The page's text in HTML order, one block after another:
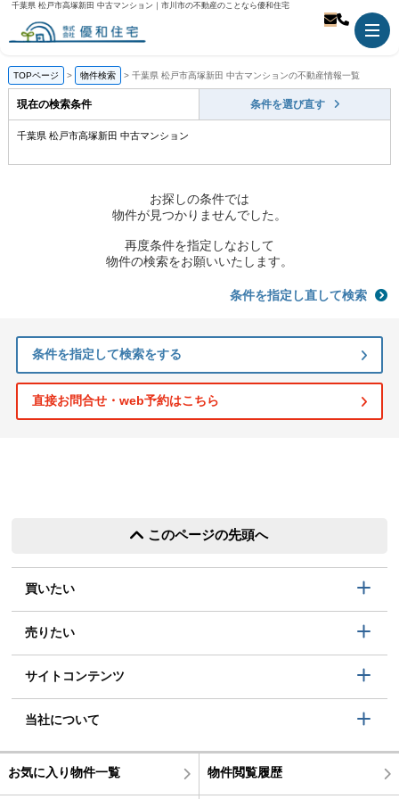
千葉県 松戸市高塚新田 中古マンション｜市川市の不動産のことなら優和住宅
TOPページ 物件検索 千葉県 松戸市高塚新田 中古マンションの不動産情報一覧
現在の検索条件 条件を選び直す
千葉県 松戸市高塚新田 中古マンション
お探しの条件では
物件が見つかりませんでした。
再度条件を指定しなおして
物件の検索をお願いいたします。
条件を指定し直して検索
条件を指定して検索をする
直接お問合せ・web予約はこちら
このページの先頭へ
買いたい
売りたい
サイトコンテンツ
当社について
お気に入り物件一覧 物件閲覧履歴